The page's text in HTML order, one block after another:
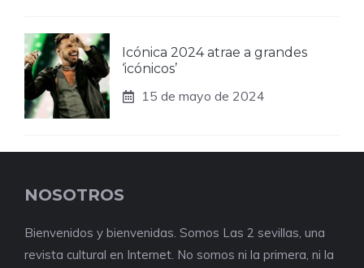
Icónica 2024 atrae a grandes
‘icónicos’
15 de mayo de 2024
NOSOTROS
Bienvenidos y bienvenidas. Somos Las 2 sevillas, una
revista cultural en Internet. No somos ni la primera, ni la